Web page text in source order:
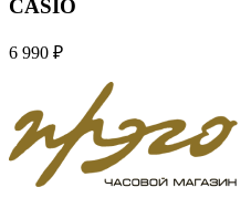
CASIO
6 990 ₽